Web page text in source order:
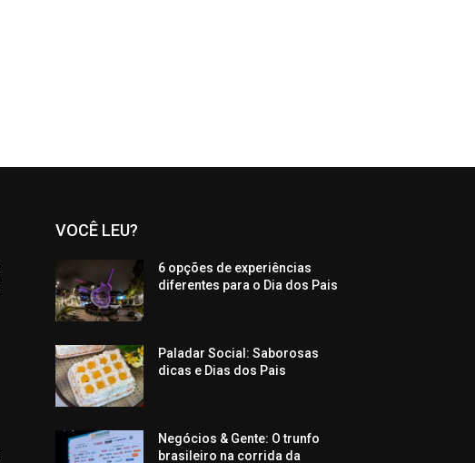
VOCÊ LEU?
6 opções de experiências
diferentes para o Dia dos Pais
Paladar Social: Saborosas
dicas e Dias dos Pais
Negócios & Gente: O trunfo
brasileiro na corrida da